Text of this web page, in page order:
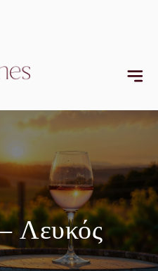
Λευκός